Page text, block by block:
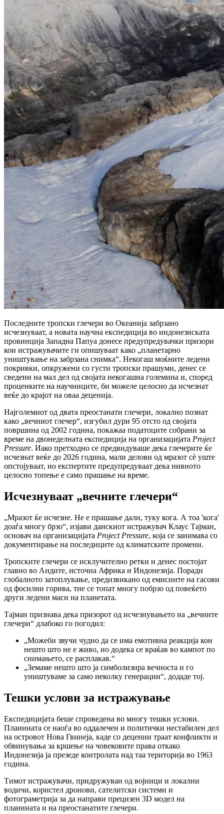
Последните тропски глечери во Океанија забрзано
исчезнуваат, а новата научна експедиција во индонезиската
провинција Западна Папуа донесе предупредувачки призори
кои истражувачите ги опишуваат како „планетарно
уништување на забрзана снимка“. Некогаш моќните ледени
покривки, опкружени со густи тропски прашуми, денес се
сведени на мал дел од својата некогашна големина и, според
проценките на научниците, би можеле целосно да исчезнат
веќе до крајот на оваа деценија.
Најголемиот од двата преостанати глечери, локално познат
како „вечниот глечер“, изгубил дури 95 отсто од својата
површина од 2002 година, покажаа податоците собрани за
време на двонеделната експедиција на организацијата Project
Pressure. Иако претходно се предвидуваше дека глечерите ќе
исчезнат веќе до 2026 година, мали делови од мразот сè уште
опстојуваат, но експертите предупредуваат дека нивното
целосно топење е само прашање на време.
Исчезнуваат „вечните глечери“
„Мразот ќе исчезне. Не е прашање дали, туку кога. А тоа 'кога'
доаѓа многу брзо“, изјави данскиот истражувач Клаус Тајман,
основач на организацијата Project Pressure, која се занимава со
документирање на последиците од климатските промени.
Тропските глечери се исклучително ретки и денес постојат
главно во Андите, источна Африка и Индонезија. Поради
глобалното затоплување, предизвикано од емисиите на гасови
од фосилни горива, тие се топат многу побрзо од повеќето
други ледени маси на планетата.
Тајман признава дека призорот од исчезнувањето на „вечните
глечери“ длабоко го погодил:
„Можеби звучи чудно да се има емотивна реакција кон
нешто што не е живо, но додека се враќав во кампот по
снимањето, се расплакав.“
„Земаме нешто што ја симболизира вечноста и го
уништуваме за само неколку генерации“, додаде тој.
Тешки услови за истражување
Експедицијата беше спроведена во многу тешки услови.
Планината се наоѓа во оддалечен и политички нестабилен дел
на островот Нова Гвинеја, каде со децении траат конфликти и
обвинувања за кршење на човековите права откако
Индонезија ја презеде контролата над таа територија во 1963
година.
Тимот истражувачи, придружуван од војници и локални
водичи, користел дронови, сателитски системи и
фотограметрија за да направи прецизен 3D модел на
планината и на преостанатите глечери.